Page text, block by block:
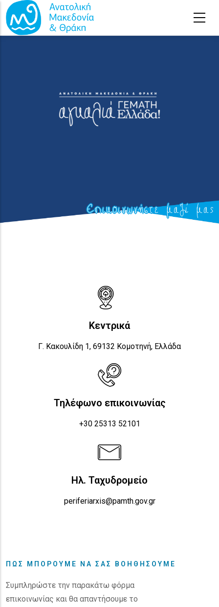
Παράκαμψη προς το κυρίως περιεχόμενο
Επικοινωνήστε μαζί μας
Κεντρικά
Γ. Κακουλίδη 1, 69132 Κομοτηνή, Ελλάδα
Τηλέφωνο επικοινωνίας
+30 25313 52101
Ηλ. Ταχυδρομείο
periferiarxis@pamth.gov.gr
ΠΩΣ ΜΠΟΡΟΥΜΕ ΝΑ ΣΑΣ ΒΟΗΘΗΣΟΥΜΕ
Συμπληρώστε την παρακάτω φόρμα
επικοινωνίας και θα απαντήσουμε το